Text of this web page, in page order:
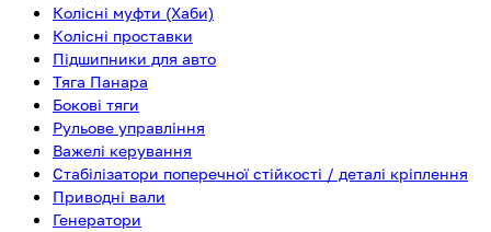
Колісні муфти (Хаби)
Колісні проставки
Підшипники для авто
Тяга Панара
Бокові тяги
Рульове управління
Важелі керування
Стабілізатори поперечної стійкості / деталі кріплення
Приводні вали
Генератори